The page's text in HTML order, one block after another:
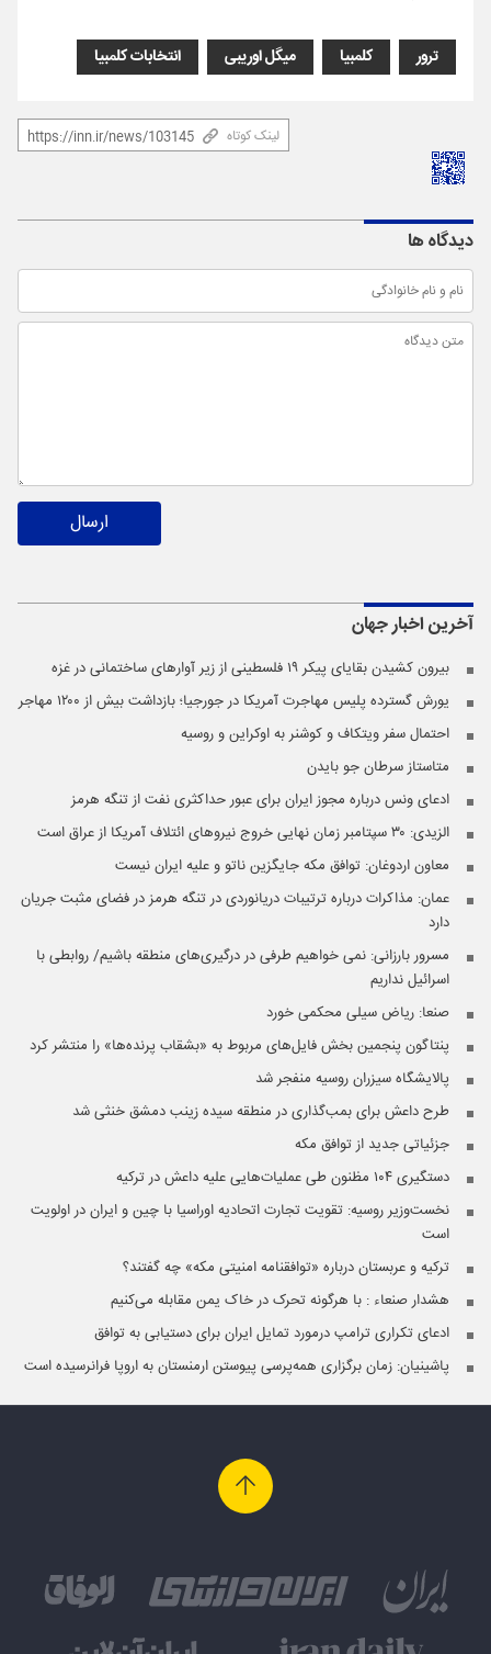
ترور کلمبیا میگل اوریبی انتخابات کلمبیا
لینک کوتاه
دیدگاه ها
ارسال
آخرین اخبارجهان
بیرون کشیدن بقایای پیکر ۱۹ فلسطینی از زیر آوار‌های ساختمانی در غزه
یورش گسترده پلیس مهاجرت آمریکا در جورجیا؛ بازداشت بیش از ۱۲۰۰ مهاجر
احتمال سفر ویتکاف و کوشنر به اوکراین و روسیه
متاستاز سرطان جو بایدن
ادعای ونس درباره مجوز ایران برای عبور حداکثری نفت از تنگه هرمز
الزیدی: ۳۰ سپتامبر زمان نهایی خروج نیروهای ائتلاف آمریکا از عراق است
معاون اردوغان: توافق مکه جایگزین ناتو و علیه ایران نیست
عمان: مذاکرات درباره ترتیبات دریانوردی در تنگه هرمز در فضای مثبت جریان
دارد
مسرور بارزانی: نمی خواهیم طرفی در درگیری‌های منطقه باشیم/ روابطی با
اسرائیل نداریم
صنعا: ریاض سیلی محکمی خورد
پنتاگون پنجمین بخش فایل‌های مربوط به «بشقاب پرنده‌ها» را منتشر کرد
پالایشگاه سیزران روسیه منفجر شد
طرح داعش برای بمب‌گذاری در منطقه سیده زینب دمشق خنثی شد
جزئیاتی جدید از توافق مکه
دستگیری ۱۰۴ مظنون طی عملیات‌هایی علیه داعش در ترکیه
نخست‌وزیر روسیه:‌ تقویت تجارت اتحادیه اوراسیا با چین و ایران در اولویت
است
ترکیه و عربستان درباره «توافقنامه امنیتی مکه» چه گفتند؟
هشدار صنعاء : با هرگونه تحرک در خاک یمن مقابله می‌کنیم
ادعای تکراری ترامپ درمورد تمایل ایران برای دستیابی به توافق
پاشینیان: زمان برگزاری همه‌پرسی پیوستن ارمنستان به اروپا فرانرسیده است